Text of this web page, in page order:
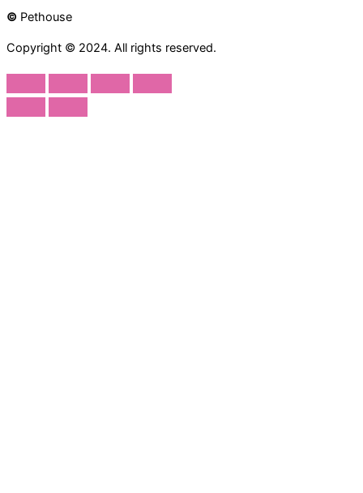
© Pethouse
Copyright © 2024. All rights reserved.